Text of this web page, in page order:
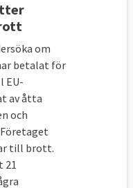
om
betalat för
EU-
av åtta
och
till brott.
21